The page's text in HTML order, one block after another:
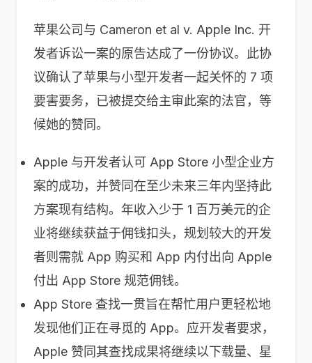
苹果公司与 Cameron et al v. Apple Inc. 开
发者诉讼一案的原告达成了一份协议。此协
议确认了苹果与小型开发者一起关怀的 7 项
要害要务，已被提交给主审此案的法官，等
候她的赞同。
Apple 与开发者认可 App Store 小型企业方
案的成功，并赞同在至少未来三年内坚持此
方案现有结构。年收入少于 1 百万美元的企
业将继续获益于佣钱扣头，规划较大的开发
者则需就 App 购买和 App 内付出向 Apple
付出 App Store 规范佣钱。
App Store 查找一贯旨在帮忙用户更轻松地
发现他们正在寻觅的 App。应开发者要求，
Apple 赞同其查找成果将继续以下载量、星